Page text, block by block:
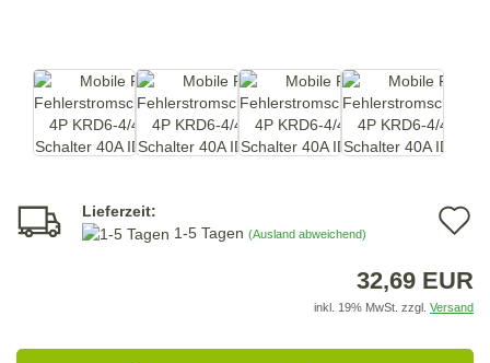
Lieferzeit:
1-5 Tagen (Ausland abweichend)
32,69 EUR
inkl. 19% MwSt. zzgl. Versand